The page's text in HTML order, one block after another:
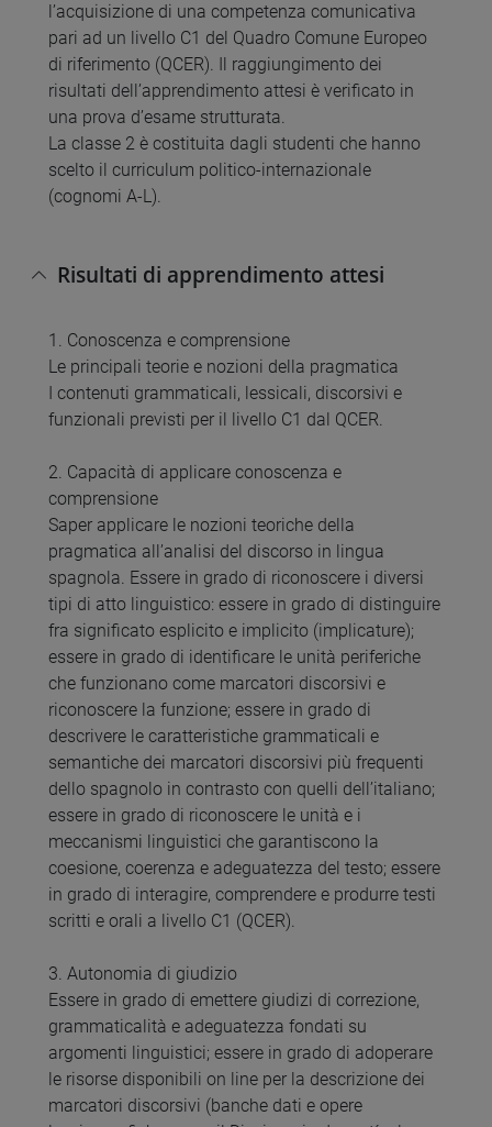
l’acquisizione di una competenza comunicativa
pari ad un livello C1 del Quadro Comune Europeo
di riferimento (QCER). Il raggiungimento dei
risultati dell’apprendimento attesi è verificato in
una prova d’esame strutturata.
La classe 2 è costituita dagli studenti che hanno
scelto il curriculum politico-internazionale
(cognomi A-L).
Risultati di apprendimento attesi
1. Conoscenza e comprensione
Le principali teorie e nozioni della pragmatica
I contenuti grammaticali, lessicali, discorsivi e
funzionali previsti per il livello C1 dal QCER.
2. Capacità di applicare conoscenza e
comprensione
Saper applicare le nozioni teoriche della
pragmatica all’analisi del discorso in lingua
spagnola. Essere in grado di riconoscere i diversi
tipi di atto linguistico: essere in grado di distinguire
fra significato esplicito e implicito (implicature);
essere in grado di identificare le unità periferiche
che funzionano come marcatori discorsivi e
riconoscere la funzione; essere in grado di
descrivere le caratteristiche grammaticali e
semantiche dei marcatori discorsivi più frequenti
dello spagnolo in contrasto con quelli dell’italiano;
essere in grado di riconoscere le unità e i
meccanismi linguistici che garantiscono la
coesione, coerenza e adeguatezza del testo; essere
in grado di interagire, comprendere e produrre testi
scritti e orali a livello C1 (QCER).
3. Autonomia di giudizio
Essere in grado di emettere giudizi di correzione,
grammaticalità e adeguatezza fondati su
argomenti linguistici; essere in grado di adoperare
le risorse disponibili on line per la descrizione dei
marcatori discorsivi (banche dati e opere